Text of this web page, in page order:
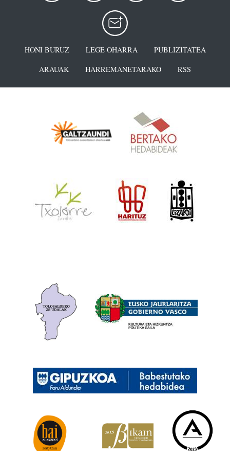
HONI BURUZ LEGE OHARRA
PUBLIZITATEA
ARAUAK
HARREMANETARAKO RSS